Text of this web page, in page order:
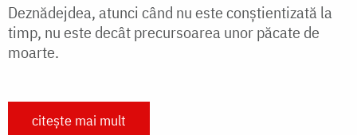
Deznădejdea, atunci când nu este conștientizată la
timp, nu este decât precursoarea unor păcate de
moarte.
citește mai mult